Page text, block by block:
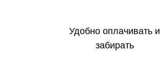
Удобно оплачивать и
забирать